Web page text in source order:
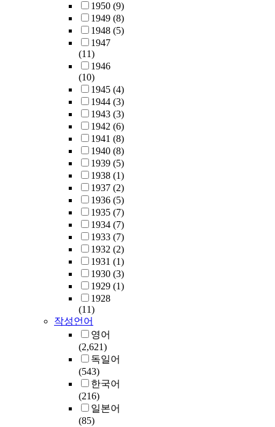
1950 (9)
1949 (8)
1948 (5)
1947
(11)
1946
(10)
1945 (4)
1944 (3)
1943 (3)
1942 (6)
1941 (8)
1940 (8)
1939 (5)
1938 (1)
1937 (2)
1936 (5)
1935 (7)
1934 (7)
1933 (7)
1932 (2)
1931 (1)
1930 (3)
1929 (1)
1928
(11)
작성언어
영어
(2,621)
독일어
(543)
한국어
(216)
일본어
(85)